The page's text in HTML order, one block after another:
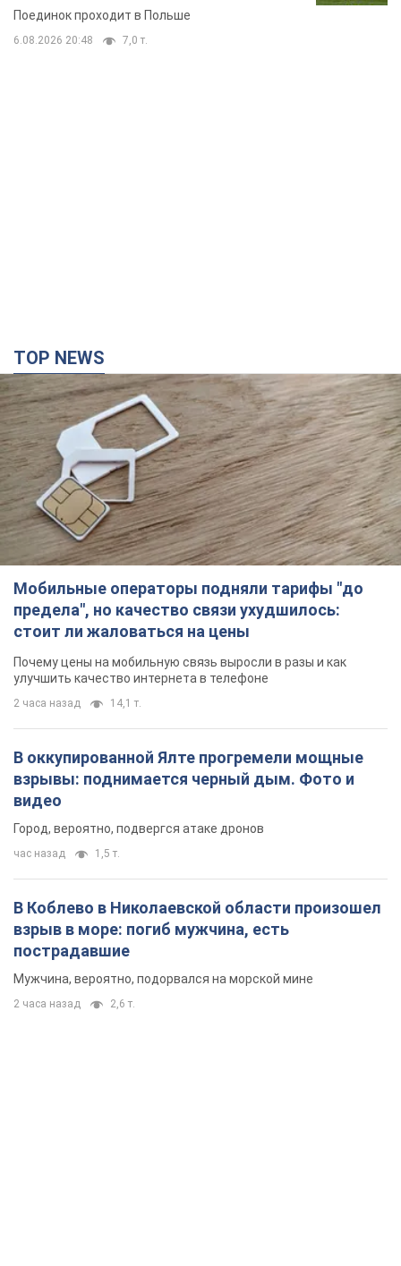
Поединок проходит в Польше
6.08.2026 20:48 7,0 т.
TOP NEWS
Мобильные операторы подняли тарифы "до
предела", но качество связи ухудшилось:
стоит ли жаловаться на цены
Почему цены на мобильную связь выросли в разы и как
улучшить качество интернета в телефоне
2 часа назад 14,1 т.
В оккупированной Ялте прогремели мощные
взрывы: поднимается черный дым. Фото и
видео
Город, вероятно, подвергся атаке дронов
час назад 1,5 т.
В Коблево в Николаевской области произошел
взрыв в море: погиб мужчина, есть
пострадавшие
Мужчина, вероятно, подорвался на морской мине
2 часа назад 2,6 т.